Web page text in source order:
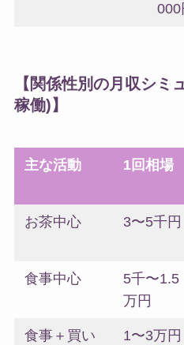
000
【関係性別の月収シミ
稼働)】
主な活動 1回相場
お茶中心 3〜5千円
食事中心
5千〜1.5
万円
食事＋買い
1〜3万円